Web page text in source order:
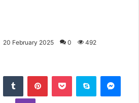
20 February 2025 0 492
Viber